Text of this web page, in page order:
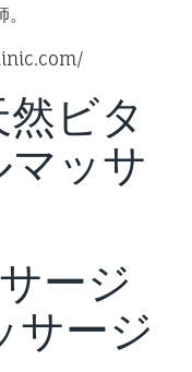
ビタ
マッサ
ージ
サージ